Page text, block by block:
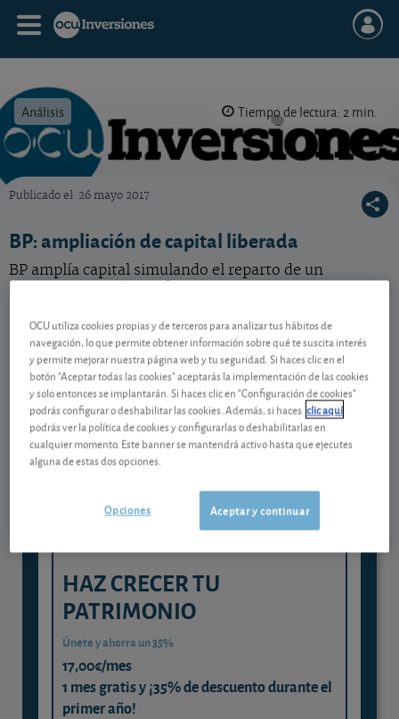
Análisis Tiempo de lectura: 2 min.
Publicado el 26 mayo 2017
BP: ampliación de capital liberada
BP amplía capital simulando el reparto de un
Contenido reservado a SOCIOS
Gestiona tu dinero con visión
experta
y consigue que cada euro trabaje
HAZ CRECER TU
PATRIMONIO
Únete y ahorra un 35%
17,00€/mes
1 mes gratis y ¡35% de descuento durante el
primer año!
OCU utiliza cookies propias y de terceros para analizar tus hábitos de
navegación, lo que permite obtener información sobre qué te suscita interés
y permite mejorar nuestra página web y tu seguridad. Si haces clic en el
botón "Aceptar todas las cookies" aceptarás la implementación de las cookies
y solo entonces se implantarán. Si haces clic en "Configuración de cookies"
podrás configurar o deshabilitar las cookies. Además, si haces clic aquí
podrás ver la política de cookies y configurarlas o deshabilitarlas en
cualquier momento. Este banner se mantendrá activo hasta que ejecutes
alguna de estas dos opciones.
Aceptar y continuar
Opciones